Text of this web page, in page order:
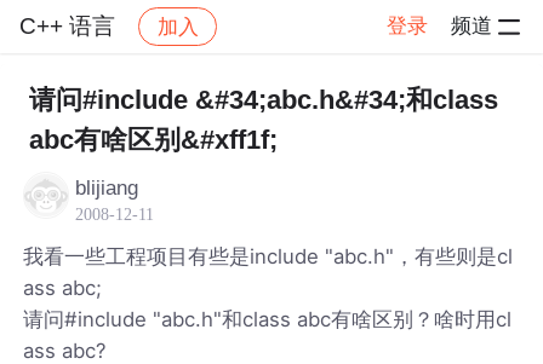
C++ 语言 加入 登录 频道
社区 C++ 语言 帖子详情
请问#include &#34;abc.h&#34;和class
abc有啥区别&#xff1f;
blijiang
2008-12-11
我看一些工程项目有些是include "abc.h"，有些则是cl
ass abc;
请问#include "abc.h"和class abc有啥区别？啥时用cl
ass abc?